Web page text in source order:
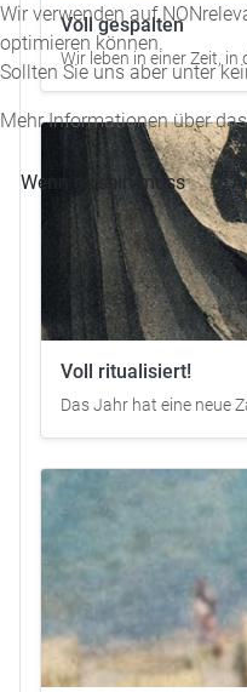
Voll gespalten
Wir leben in einer Zeit,
Voll ritualisiert!
Das Jahr hat eine neue
Wir verwenden auf
optimieren können.
Sollten Sie uns aber unter
Mehr Informationen über
Wenn es sein muss